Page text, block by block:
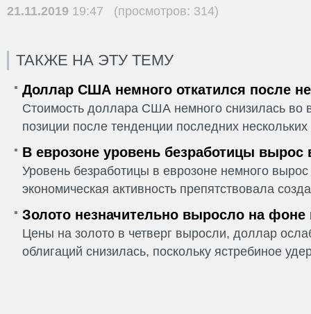
21.11.2019 19:47 (просмотров: 314)
ТАКЖЕ НА ЭТУ ТЕМУ
Доллар США немного откатился после
Стоимость доллара США немного снизилась во
позиции после тенденции последних
В еврозоне уровень безработицы вырос
Уровень безработицы в еврозоне немного
экономическая активность препятствовала
Золото незначительно выросло на фоне
Цены на золото в четверг выросли, доллар
облигаций снизилась, поскольку ястребиное